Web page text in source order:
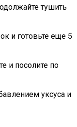
тушить
и готовьте еще 5
и посолите по
уксуса и